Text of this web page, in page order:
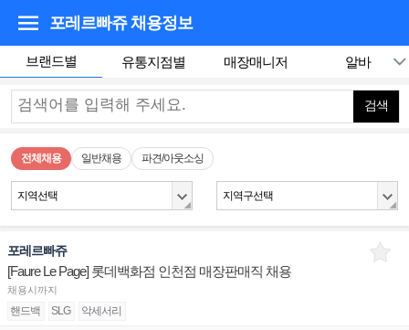
포레르빠쥬채용정보
브랜드별 유통지점별 매장매니저 알바
검색
전체채용 일반채용 파견/아웃소싱
지역선택 지역구선택
포레르빠쥬
[Faure Le Page] 롯데백화점 인천점 매장판매직 채용
채용시까지
핸드백 SLG 악세서리